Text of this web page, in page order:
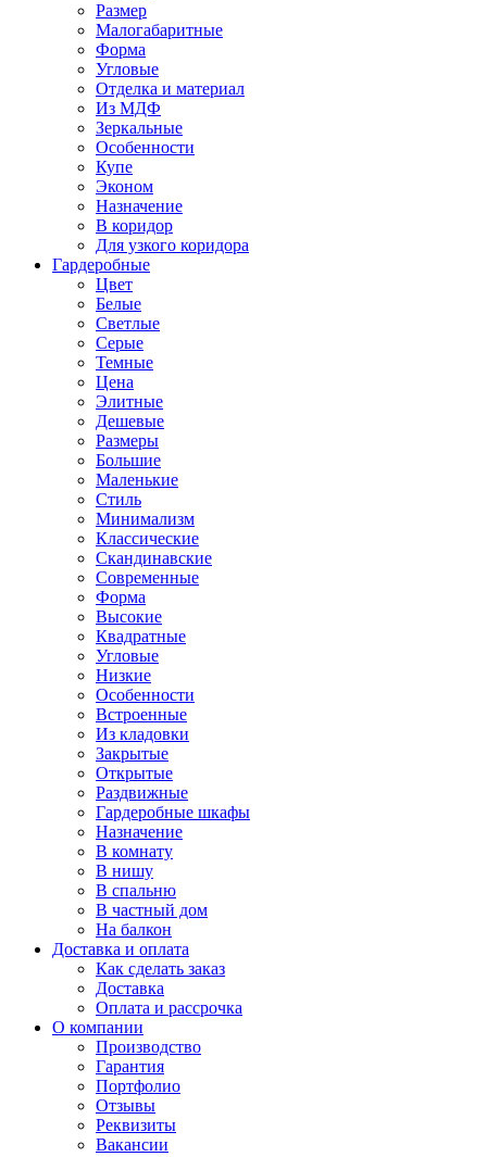
Размер
Малогабаритные
Форма
Угловые
Отделка и материал
Из МДФ
Зеркальные
Особенности
Купе
Эконом
Назначение
В коридор
Для узкого коридора
Гардеробные
Цвет
Белые
Светлые
Серые
Темные
Цена
Элитные
Дешевые
Размеры
Большие
Маленькие
Стиль
Минимализм
Классические
Скандинавские
Современные
Форма
Высокие
Квадратные
Угловые
Низкие
Особенности
Встроенные
Из кладовки
Закрытые
Открытые
Раздвижные
Гардеробные шкафы
Назначение
В комнату
В нишу
В спальню
В частный дом
На балкон
Доставка и оплата
Как сделать заказ
Доставка
Оплата и рассрочка
О компании
Производство
Гарантия
Портфолио
Отзывы
Реквизиты
Вакансии